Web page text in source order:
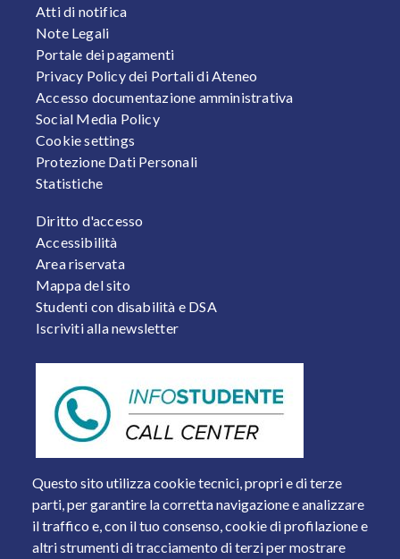
Questo sito utilizza cookie tecnici, propri e di terze
parti, per garantire la corretta navigazione e analizzare
il traffico e, con il tuo consenso, cookie di profilazione e
altri strumenti di tracciamento di terzi per mostrare
Atti di notifica
Note Legali
Portale dei pagamenti
Privacy Policy dei Portali di Ateneo
Accesso documentazione amministrativa
Social Media Policy
Cookie settings
Protezione Dati Personali
Statistiche
FOOTER 2
Diritto d'accesso
Accessibilità
Area riservata
Mappa del sito
Studenti con disabilità e DSA
Iscriviti alla newsletter